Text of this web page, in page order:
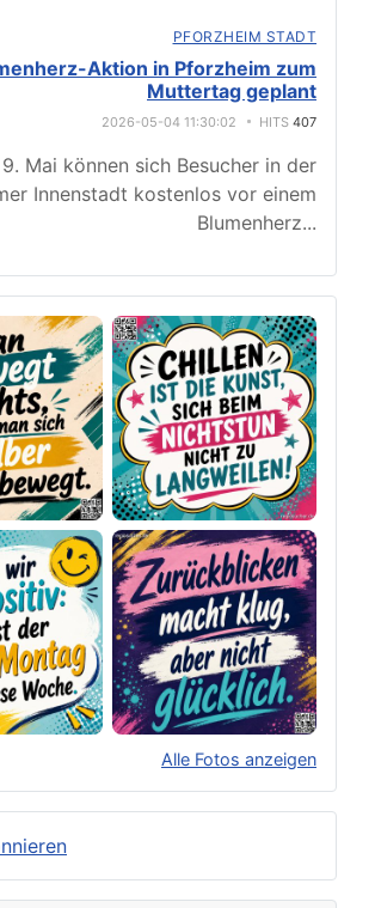
PFORZHEIM STADT
Aktion in Pforzheim zum
Muttertag geplant
2026-05-04 11:30:02 HITS 407
Mai können sich Besucher in der
Innenstadt kostenlos vor einem
Blumenherz...
Alle Fotos anzeigen